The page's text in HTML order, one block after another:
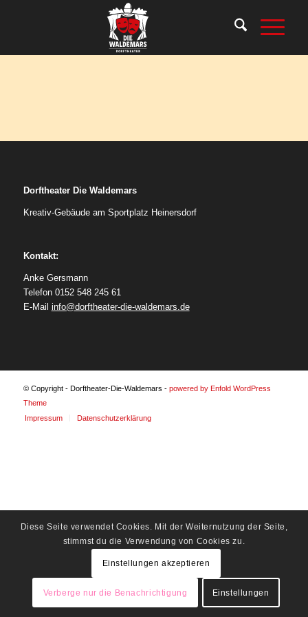
Dorftheater Die Waldemars
Kreativ-Gebäude am Sportplatz Heinersdorf
Kontakt:
Anke Gersmann
Telefon 0152 548 245 61
E-Mail info@dorftheater-die-waldemars.de
© Copyright - Dorftheater-Die-Waldemars - powered by Enfold WordPress
Theme
Impressum
Datenschutzerklärung
Diese Seite verwendet Cookies. Mit der Weiternutzung der Seite,
stimmst du die Verwendung von Cookies zu.
Einstellungen akzeptieren
Verberge nur die Benachrichtigung Einstellungen